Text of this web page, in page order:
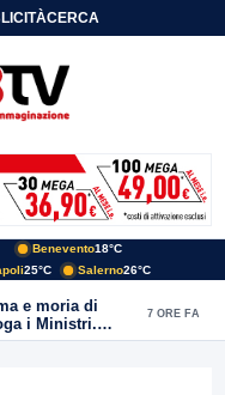
CERCA
Benevento18°C
25°C Salerno26°C
e moria di
i Ministri.
del
7 ORE FA